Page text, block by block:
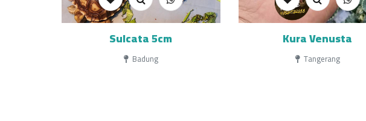
Sulcata 5cm
Badung
Kura Venusta
Tangerang